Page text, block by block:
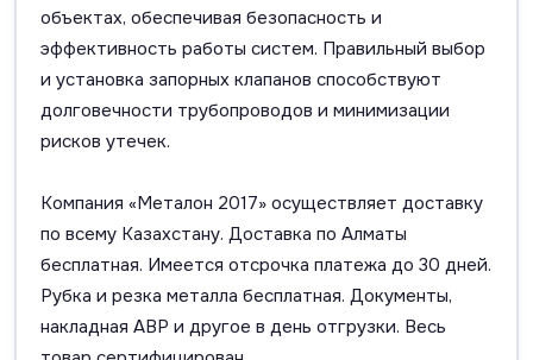
объектах, обеспечивая безопасность и
эффективность работы систем. Правильный выбор
и установка запорных клапанов способствуют
долговечности трубопроводов и минимизации
рисков утечек.
Компания «Металон 2017» осуществляет доставку
по всему Казахстану. Доставка по Алматы
бесплатная. Имеется отсрочка платежа до 30 дней.
Рубка и резка металла бесплатная. Документы,
накладная АВР и другое в день отгрузки. Весь